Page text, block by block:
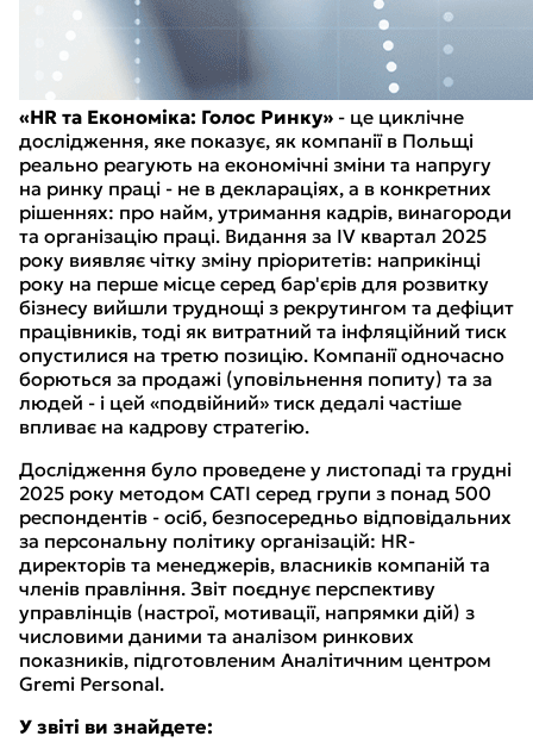
«HR та Економіка: Голос Ринку» - це циклічне
дослідження, яке показує, як компанії в Польщі
реально реагують на економічні зміни та напругу
на ринку праці - не в деклараціях, а в конкретних
рішеннях: про найм, утримання кадрів, винагороди
та організацію праці. Видання за IV квартал 2025
року виявляє чітку зміну пріоритетів: наприкінці
року на перше місце серед бар'єрів для розвитку
бізнесу вийшли труднощі з рекрутингом та дефіцит
працівників, тоді як витратний та інфляційний тиск
опустилися на третю позицію. Компанії одночасно
борються за продажі (уповільнення попиту) та за
людей - і цей «подвійний» тиск дедалі частіше
впливає на кадрову стратегію.
Дослідження було проведене у листопаді та грудні
2025 року методом CATI серед групи з понад 500
респондентів - осіб, безпосередньо відповідальних
за персональну політику організацій: HR-
директорів та менеджерів, власників компаній та
членів правління. Звіт поєднує перспективу
управлінців (настрої, мотивації, напрямки дій) з
числовими даними та аналізом ринкових
показників, підготовленим Аналітичним центром
Gremi Personal.
У звіті ви знайдете: